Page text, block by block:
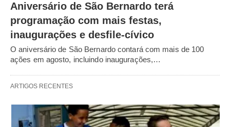
Aniversário de São Bernardo terá
programação com mais festas,
inaugurações e desfile-cívico
O aniversário de São Bernardo contará com mais de 100
ações em agosto, incluindo inaugurações,…
ARTIGOS RECENTES